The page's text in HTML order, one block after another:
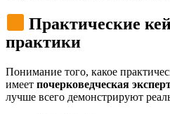
Практические
практики
Понимание того, какое
имеет почерковедческая
лучше всего демонстрируют